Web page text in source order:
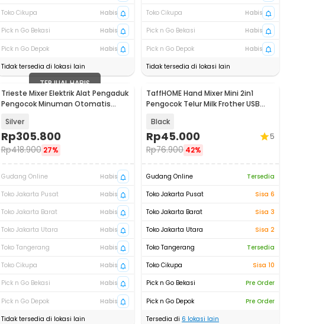
Toko Cikupa
Habis
Pick n Go Bekasi
Habis
Pick n Go Depok
Habis
Tidak tersedia di lokasi lain
Toko Cikupa
Habis
Pick n Go Bekasi
Habis
Pick n Go Depok
Habis
Tidak tersedia di lokasi lain
TERJUAL HABIS
Trieste Mixer Elektrik Alat Pengaduk
Pengocok Minuman Otomatis
Silver
Rp305.800
Rp418.900 27%
Gudang Online
Habis
Toko Jakarta Pusat
Habis
Toko Jakarta Barat
Habis
Toko Jakarta Utara
Habis
Toko Tangerang
Habis
Toko Cikupa
Habis
Pick n Go Bekasi
Habis
Pick n Go Depok
Habis
Tidak tersedia di lokasi lain
TaffHOME Hand Mixer Mini 2in1
Pengocok Telur Milk Frother USB
Black
Rp45.000
Rp76.900 42%
5
Gudang Online
Tersedia
Toko Jakarta Pusat
Sisa 6
Toko Jakarta Barat
Sisa 3
Toko Jakarta Utara
Sisa 2
Toko Tangerang
Tersedia
Toko Cikupa
Sisa 10
Pick n Go Bekasi
Pre Order
Pick n Go Depok
Pre Order
Tersedia di 6 lokasi lain